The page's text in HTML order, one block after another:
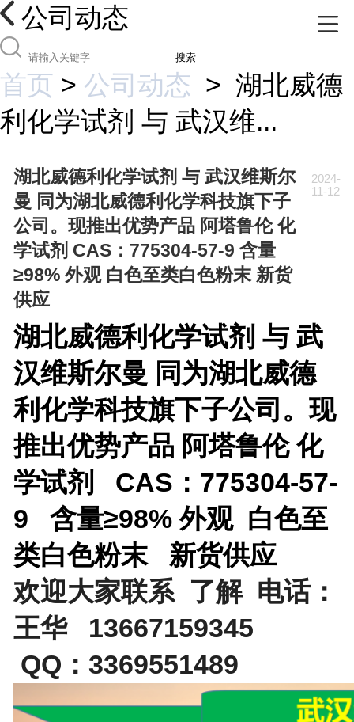
公司动态
搜索
首页 > 公司动态 > 湖北威德
利化学试剂 与 武汉维...
湖北威德利化学试剂 与 武汉维斯尔
曼 同为湖北威德利化学科技旗下子
公司。现推出优势产品 阿塔鲁伦 化
学试剂 CAS：775304-57-9 含量
≥98% 外观 白色至类白色粉末 新货
供应
2024-
11-12
湖北威德利化学试剂 与 武
汉维斯尔曼 同为湖北威德
利化学科技旗下子公司。现
推出优势产品 阿塔鲁伦 化
学试剂 CAS：775304-57-
9 含量≥98% 外观 白色至
类白色粉末 新货供应
欢迎大家联系 了解 电话：
王华 13667159345
QQ：3369551489